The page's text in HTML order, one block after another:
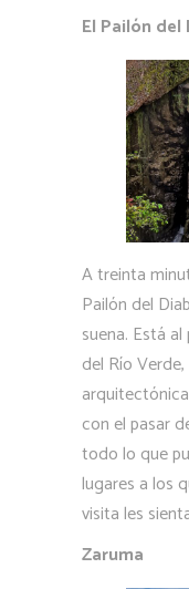
El Pailón del
A treinta
Pailón del
suena. Está
del Río
con el pasar
todo lo que
lugares a los
visita les
Zaruma